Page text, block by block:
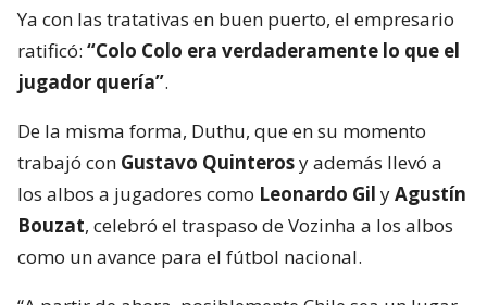
Ya con las tratativas en buen puerto, el empresario
ratificó: “Colo Colo era verdaderamente lo que el
jugador quería”.
De la misma forma, Duthu, que en su momento
trabajó con Gustavo Quinterosy además llevó a
los albos a jugadores como Leonardo Gil yAgustín
Bouzat, celebró el traspaso de Vozinha a los albos
como un avance para el fútbol nacional.